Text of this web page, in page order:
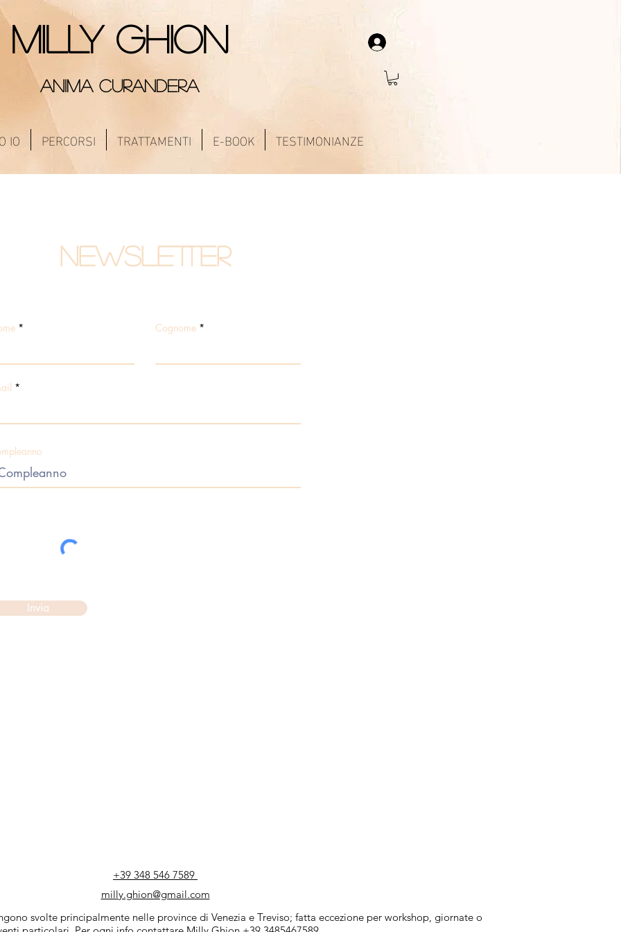
MILLY GHION
ANIMA CURANDERA
IO PERCORSI TRATTAMENTI E-BOOK TESTIMONIANZE
Newsletter
Cognome
Invia
+39 348 546 7589
milly.ghion@gmail.com
svolte principalmente nelle province di Venezia e Treviso; fatta eccezione per workshop, giornate o